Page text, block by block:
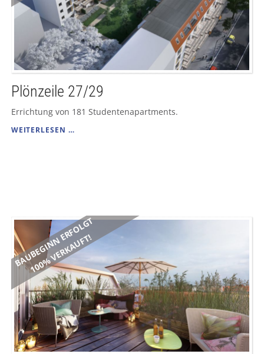
Plönzeile 27/29
Errichtung von 181 Studentenapartments.
WEITERLESEN …PLÖNZEILE
BAUBEGINN ERFOLGT
100% VERKAUFT!